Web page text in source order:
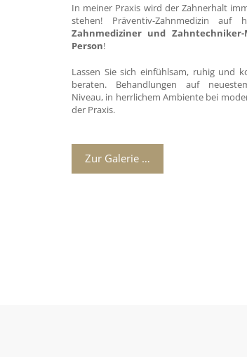
In meiner Praxis wird der Zahnerhalt
stehen! Präventiv-Zahnmedizin auf
Zahnmediziner und
Person!
Lassen Sie sich einfühlsam, ruhig und
beraten. Behandlungen auf
Niveau, in herrlichem Ambiente bei
der Praxis.
Zur Galerie …